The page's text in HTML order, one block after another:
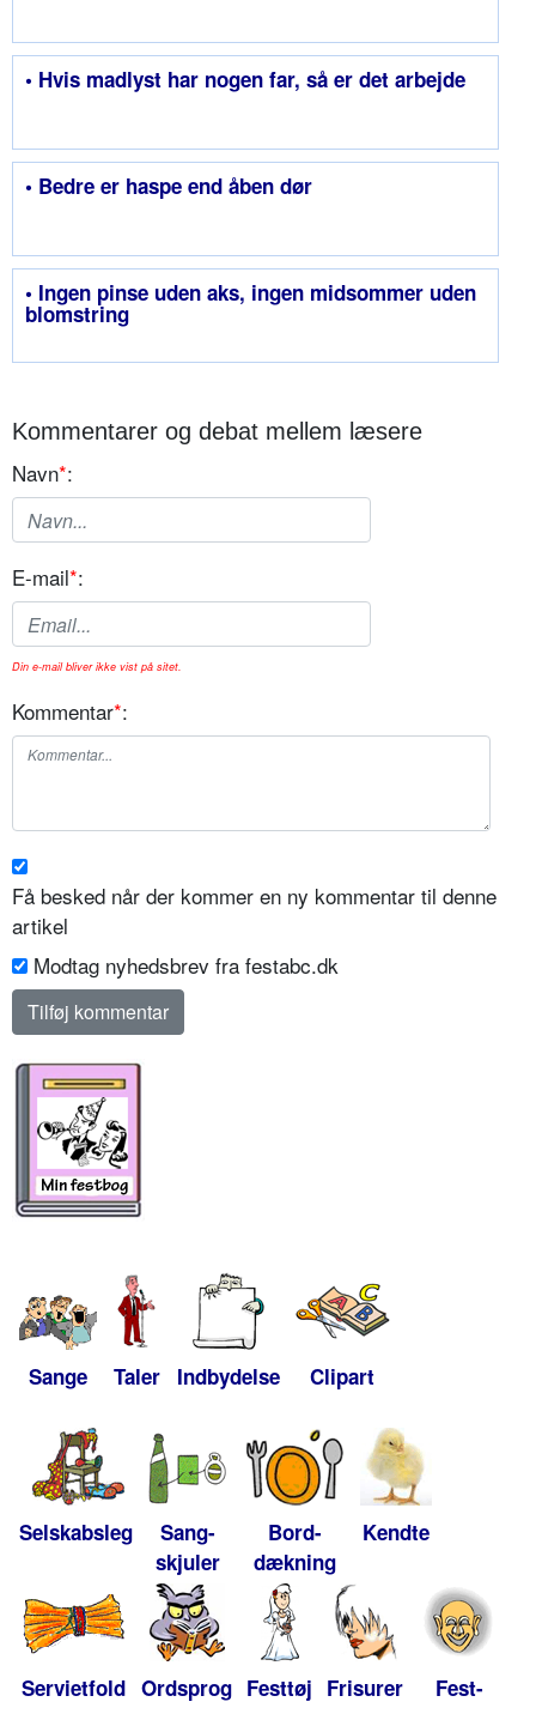
• Hvis madlyst har nogen far, så er det arbejde
• Bedre er haspe end åben dør
• Ingen pinse uden aks, ingen midsommer uden
blomstring
Kommentarer og debat mellem læsere
Navn*:
E-mail*:
Din e-mail bliver ikke vist på sitet.
Kommentar*:
Få besked når der kommer en ny kommentar til denne
artikel
Modtag nyhedsbrev fra festabc.dk
Sange Taler Indbydelse Clipart
Selskabsleg
Sang-
skjuler
Bord-
dækning
Kendte
Servietfold Ordsprog Festtøj Frisurer
Fest-